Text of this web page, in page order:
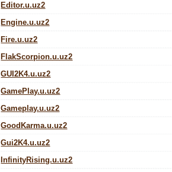
Editor.u.uz2
Engine.u.uz2
Fire.u.uz2
FlakScorpion.u.uz2
GUI2K4.u.uz2
GamePlay.u.uz2
Gameplay.u.uz2
GoodKarma.u.uz2
Gui2K4.u.uz2
InfinityRising.u.uz2